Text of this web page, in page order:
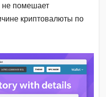
не помешает
криптовалюты по